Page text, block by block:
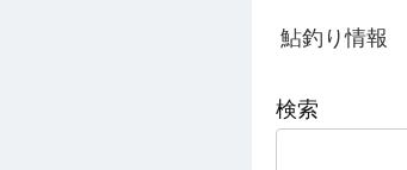
鮎釣り情報
検索